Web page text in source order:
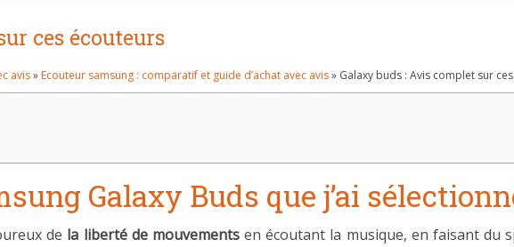
ces écouteurs
avis» Ecouteur samsung : comparatif et guide d’achat avec avis» Galaxy buds : Avis complet sur
Galaxy Buds que j’ai
de la liberté de mouvementsen écoutant la musique, en faisant du